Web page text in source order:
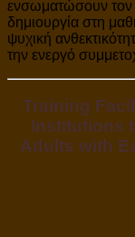
ενσωματώσουν τον
δημιουργία στη
ψυχική
την ενεργό
Training
Institutions
Adults with